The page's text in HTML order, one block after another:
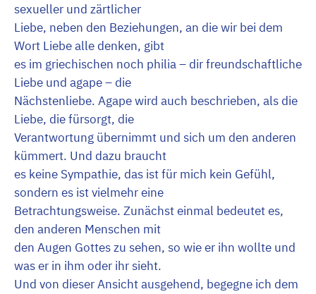
sexueller und zärtlicher
Liebe, neben den Beziehungen, an die wir bei dem
Wort Liebe alle denken, gibt
es im griechischen noch philia – dir freundschaftliche
Liebe und agape – die
Nächstenliebe. Agape wird auch beschrieben, als die
Liebe, die fürsorgt, die
Verantwortung übernimmt und sich um den anderen
kümmert. Und dazu braucht
es keine Sympathie, das ist für mich kein Gefühl,
sondern es ist vielmehr eine
Betrachtungsweise. Zunächst einmal bedeutet es,
den anderen Menschen mit
den Augen Gottes zu sehen, so wie er ihn wollte und
was er in ihm oder ihr sieht.
Und von dieser Ansicht ausgehend, begegne ich dem